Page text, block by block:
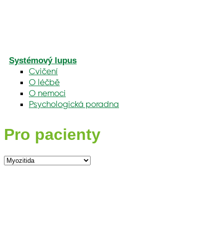
Systémový lupus
Cvičení
O léčbě
O nemoci
Psychologická poradna
Pro pacienty